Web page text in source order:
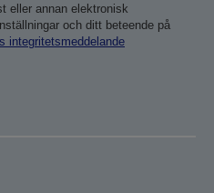
eller annan elektronisk
och ditt beteende på
integritetsmeddelande